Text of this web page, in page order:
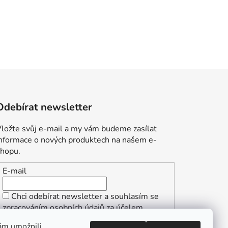
newsletter
svůj e-mail a my vám budeme zasílat
o nových produktech na našem e-
E-mail
Chci odebírat newsletter a souhlasím se
zpracováním osobních údajů za účelem
zasílání informací o speciálních akcích a